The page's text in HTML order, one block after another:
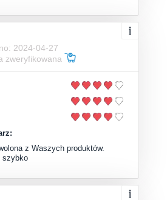
2024-04-27
zweryfikowana
z Waszych produktów.
szybko